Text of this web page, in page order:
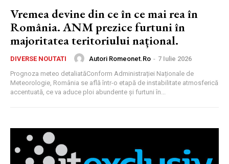
Vremea devine din ce în ce mai rea în
România. ANM prezice furtuni în
majoritatea teritoriului național.
DIVERSE NOUTATI Autori Romeonet.ro - 7 Iulie 2026
Prognoza meteo detaliatăConform Administrației Naționale de
Meteorologie, România se află într-o etapă de instabilitate atmosferică
accentuată, ce va aduce ploi abundente și furtuni în...